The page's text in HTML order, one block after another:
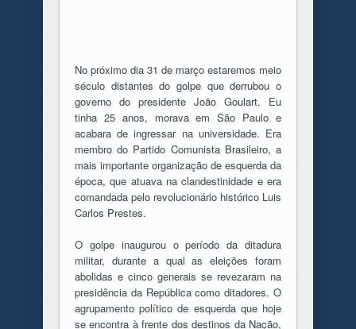
No próximo dia 31 de março estaremos meio
século distantes do golpe que derrubou o
governo do presidente João Goulart. Eu
tinha 25 anos, morava em São Paulo e
acabara de ingressar na universidade. Era
membro do Partido Comunista Brasileiro, a
mais importante organização de esquerda da
época, que atuava na clandestinidade e era
comandada pelo revolucionário histórico Luis
Carlos Prestes.
O golpe inaugurou o período da ditadura
militar, durante a qual as eleições foram
abolidas e cinco generais se revezaram na
presidência da República como ditadores. O
agrupamento político de esquerda que hoje
se encontra à frente dos destinos da Nação,